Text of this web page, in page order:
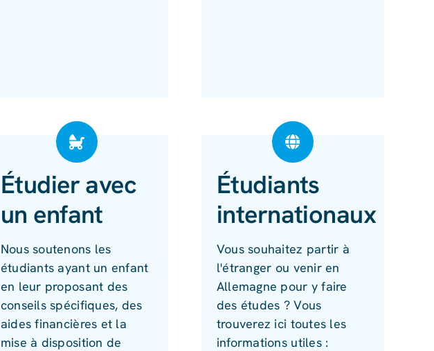
Étudier avec
un enfant
Nous soutenons les
étudiants ayant un enfant
en leur proposant des
conseils spécifiques, des
aides financières et la
mise à disposition de
Étudiants
internationaux
Vous souhaitez partir à
l'étranger ou venir en
Allemagne pour y faire
des études ? Vous
trouverez ici toutes les
informations utiles :